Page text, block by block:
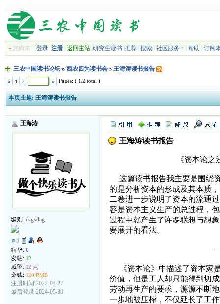
»您尚未 登录 注册| 返回主站| 研究生读书| 推荐| 搜索| 社区服务 帮助 订阅
三农中国读书论坛» 西农四为读书会 » 王海涛读书报告
«
1 2 » Pages: ( 1/2 total )
本页主题: 王海涛读书报告
王海涛
级别: dsgsdag
精华: 0
发帖: 12
威望: 12 点
金钱: 120 RMB
注册时间:2022-04-27
最后登录:2024-05-30
王海涛读书报告
《资本论之浅论失业
这篇读书报告我主要是围绕资
的是分析资本的形成及其本质
二卷进一步说明了资本的流通
容是资本主义生产的总过程，
过程中就产生了许多联想与想
要展开的看法。
一、关于失业
《资本论》中描述了资本家
价值，但是工人却只能得到切
劳动再生产的要求，源源不断
一步地被压榨，不仅延长了工